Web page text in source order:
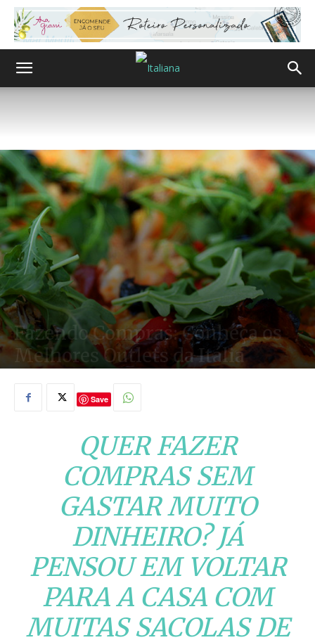
Fazendo Compras: Conheça os
Melhores Outlets da Itália
Save
QUER FAZER
COMPRAS SEM
GASTAR MUITO
DINHEIRO? JÁ
PENSOU EM VOLTAR
PARA A CASA COM
MUITAS SACOLAS DE